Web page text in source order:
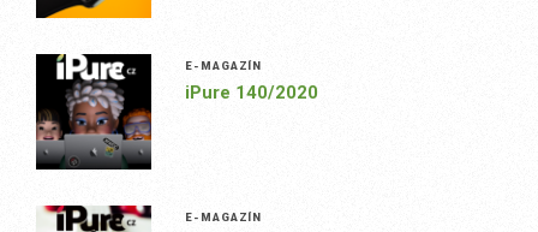
E-MAGAZÍN
iPure 140/2020
E-MAGAZÍN